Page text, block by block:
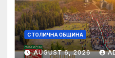
СТОЛИЧНА ОБЩИНА
AUGUST 6, 2026